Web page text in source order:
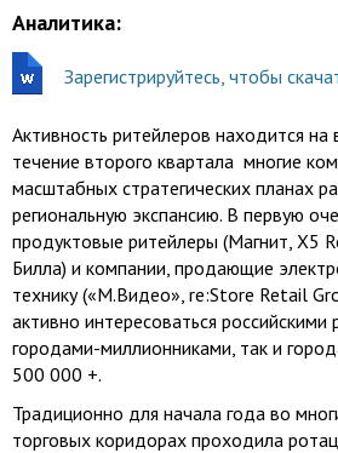
Аналитика:
Зарегистрируйтесь, чтобы
Активность ритейлеров находится на
течение второго квартала многие
масштабных стратегических планах
региональную экспансию. В первую
продуктовые ритейлеры (Магнит, X5
Билла) и компании, продающие
технику («М.Видео», re:Store Retail
активно интересоваться российскими
городами-миллионниками, так и
500 000 +.
Традиционно для начала года во
торговых коридорах проходила